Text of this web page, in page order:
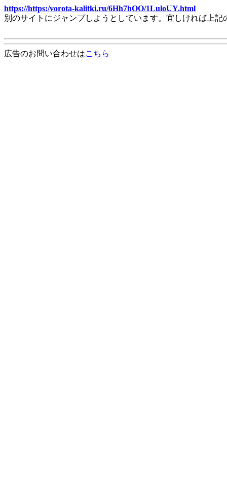
https://https:/vorota-kalitki.ru/6Hh7hOO/1LuloUY.html
別のサイトにジャンプしようとしています。宜しければ上
広告のお問い合わせはこちら